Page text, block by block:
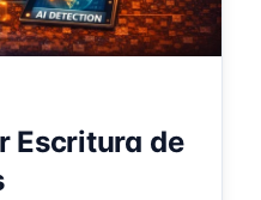
Escritura de